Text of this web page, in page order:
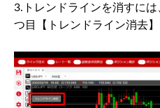
3.トレンドラインを消すに
つ目【トレンドライン消去】